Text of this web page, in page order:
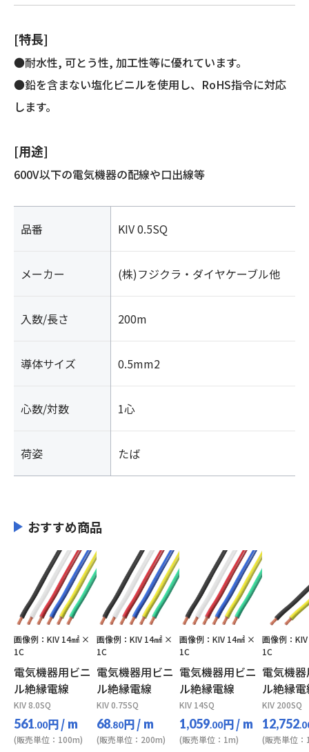
[特長]
●耐水性, 可とう性, 加工性等に優れています。
●鉛を含まない塩化ビニルを使用し、RoHS指令に対応
します。
[用途]
600V以下の電気機器の配線や口出線等
品番 KIV 0.5SQ
メーカー (株)フジクラ・ダイヤケーブル他
入数/長さ 200m
導体サイズ 0.5mm2
心数/対数 1心
荷姿 たば
おすすめ商品
画像例：KIV 14㎟ ×
1C
電気機器用ビニ
ル絶縁電線
KIV 8.0SQ
561.00円/ m
(販売単位：100m)
画像例：KIV 14㎟ ×
1C
電気機器用ビニ
ル絶縁電線
KIV 0.75SQ
68.80円/ m
(販売単位：200m)
画像例：KIV 14㎟ ×
1C
電気機器用ビニ
ル絶縁電線
KIV 14SQ
1,059.00円/ m
(販売単位：1m)
画像例：
1C
電気機
ル絶縁
KIV 200SQ
12,752
(販売単位：